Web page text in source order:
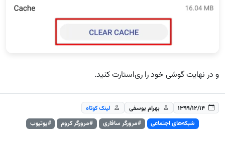
و در نهایت گوشی خود را ری‌استارت کنید.
۱۳۹۹/۱۲/۱۴ بهرام یوسفی
لینک کوتاه
شبکه‌های اجتماعی
#مرورگر سافاری #مرورگر کروم #یوتیوب